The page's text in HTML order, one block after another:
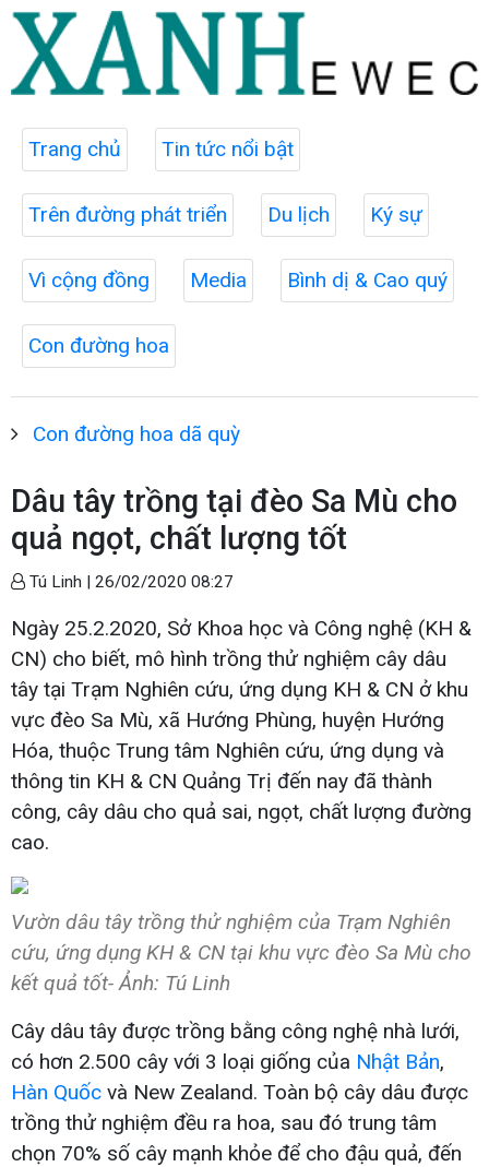
Trang chủ Tin tức nổi bật
Trên đường phát triển Du lịch Ký sự
Vì cộng đồng Media Bình dị & Cao quý
Con đường hoa
Con đường hoa dã quỳ
Dâu tây trồng tại đèo Sa Mù cho
quả ngọt, chất lượng tốt
Tú Linh | 26/02/2020 08:27
Ngày 25.2.2020, Sở Khoa học và Công nghệ (KH &
CN) cho biết, mô hình trồng thử nghiệm cây dâu
tây tại Trạm Nghiên cứu, ứng dụng KH & CN ở khu
vực đèo Sa Mù, xã Hướng Phùng, huyện Hướng
Hóa, thuộc Trung tâm Nghiên cứu, ứng dụng và
thông tin KH & CN Quảng Trị đến nay đã thành
công, cây dâu cho quả sai, ngọt, chất lượng đường
cao.
Vườn dâu tây trồng thử nghiệm của Trạm Nghiên
cứu, ứng dụng KH & CN tại khu vực đèo Sa Mù cho
kết quả tốt- Ảnh: Tú Linh
Cây dâu tây được trồng bằng công nghệ nhà lưới,
có hơn 2.500 cây với 3 loại giống của Nhật Bản,
Hàn Quốc và New Zealand. Toàn bộ cây dâu được
trồng thử nghiệm đều ra hoa, sau đó trung tâm
chọn 70% số cây mạnh khỏe để cho đậu quả, đến